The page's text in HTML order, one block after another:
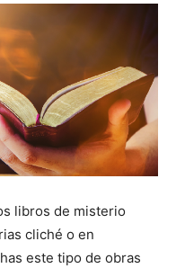
libros de misterio
cliché o en
este tipo de obras